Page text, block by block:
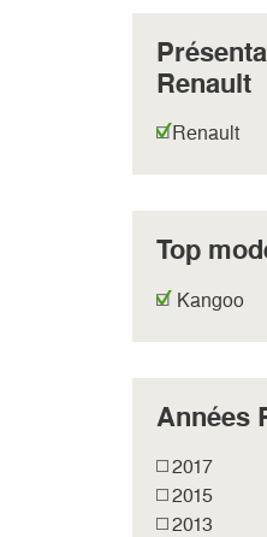
Renault
Renault
Top
Kangoo
Années
2017
2015
2013